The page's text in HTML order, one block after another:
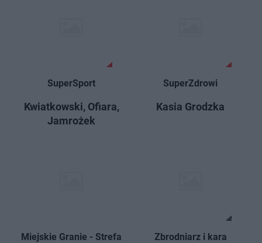
Kwiatkowski, Ofiara,
Jamrożek
SuperSport
Kasia Grodzka
SuperZdrowi
Miejskie Granie - Strefa
Zbrodniarz i kara